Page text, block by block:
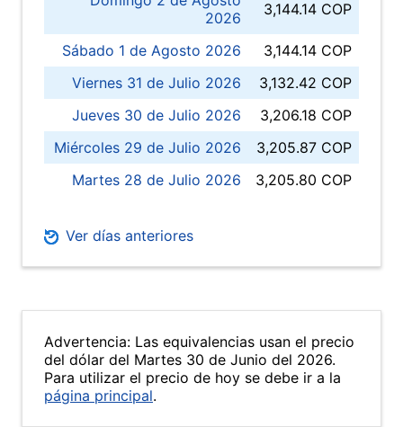
2026
3,144.14 COP
Sábado 1 de Agosto 2026
3,144.14 COP
Viernes 31 de Julio 2026
3,132.42 COP
Jueves 30 de Julio 2026
3,206.18 COP
Miércoles 29 de Julio 2026
3,205.87 COP
Martes 28 de Julio 2026
3,205.80 COP
Ver días anteriores
Advertencia: Las equivalencias usan el precio
del dólar del Martes 30 de Junio del 2026.
Para utilizar el precio de hoy se debe ir a la
página principal.